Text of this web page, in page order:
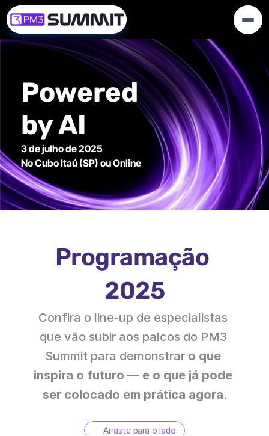
Powered
by AI
3 de julho de 2025
No Cubo Itaú (SP) ou Online
Programação
2025
Confira o line-up de especialistas
que vão subir aos palcos do PM3
Summit para demonstrar o que
inspira o futuro — e o que já pode
ser colocado em prática agora.
Arraste para o lado